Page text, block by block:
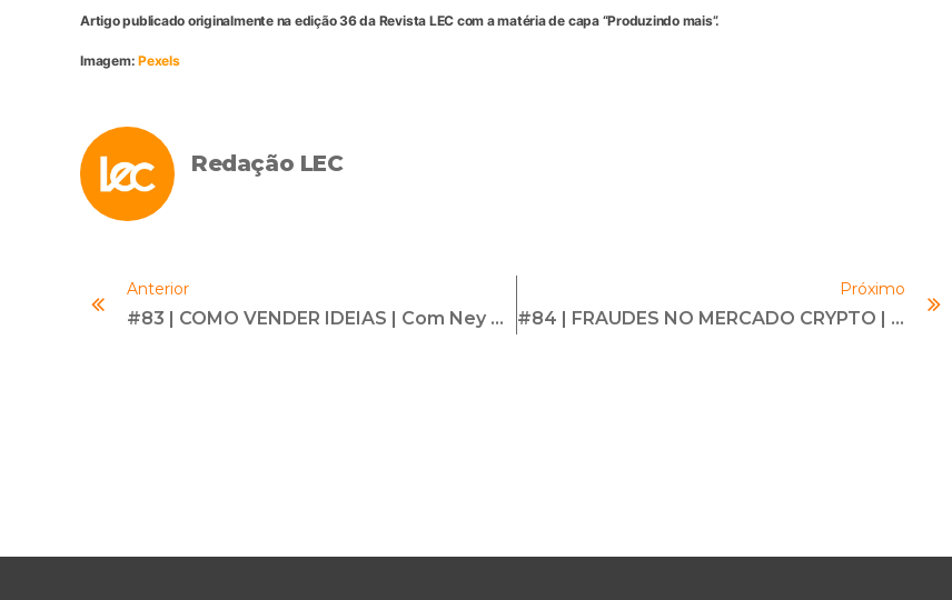
Artigo publicado originalmente na edição 36 da Revista LEC com a matéria de capa “Produzindo mais”.
Imagem:Pexels
Redação LEC
Anterior
#83 | COMO VENDER IDEIAS | Com Ney Pereira
Próximo
#84 | FRAUDES NO MERCADO CRYPTO | Com Rafael Castaneda